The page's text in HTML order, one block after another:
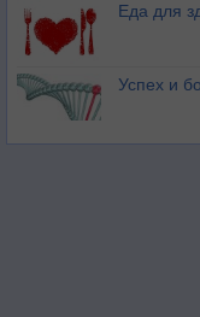
Еда для
Успех и